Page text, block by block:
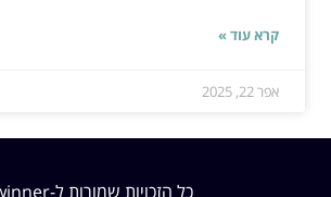
קרא עוד »
אפר 22, 2025
כל הזכויות שמורות ל-bwinner